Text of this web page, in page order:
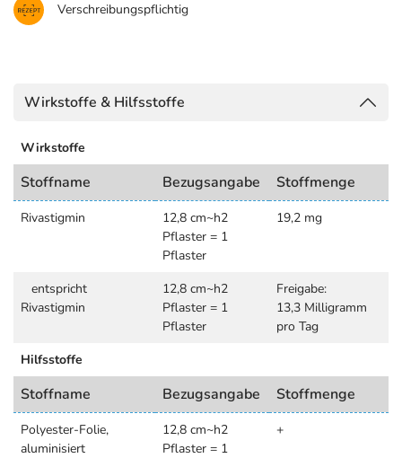
Verschreibungspflichtig
Wirkstoffe & Hilfsstoffe
Wirkstoffe
Stoffname Bezugsangabe Stoffmenge
Rivastigmin
12,8 cm~h2
Pflaster = 1
Pflaster
19,2 mg
entspricht
Rivastigmin
12,8 cm~h2
Pflaster = 1
Pflaster
Freigabe:
13,3 Milligramm
pro Tag
Hilfsstoffe
Stoffname Bezugsangabe Stoffmenge
Polyester-Folie,
aluminisiert
12,8 cm~h2
Pflaster = 1
+